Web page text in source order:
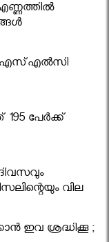
എണ്ണത്തിൽ
പേര്‍ക്ക്
വില
ഇവ ശ്രദ്ധിക്കൂ ;